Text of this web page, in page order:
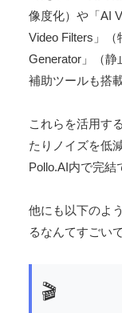
像度化）や「AI
Video Filters」
Generator」（
補助ツールも搭
これらを活用す
たりノイズを低
Pollo.AI内で完結
他にも以下のよ
るなんてすごい
🎬